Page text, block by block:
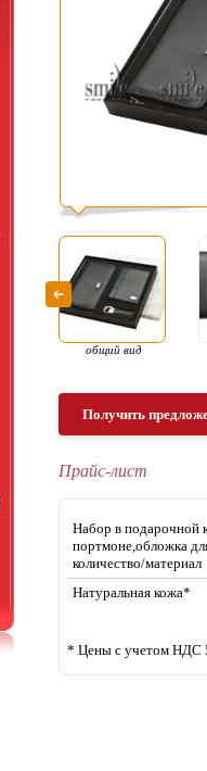
общий вид
Получить
Прайс-лист
Набор в подарочной
портмоне,обложка
количество/материал
Натуральная кожа*
* Цены с учетом НДС